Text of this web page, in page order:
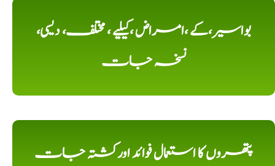
بواسیر،کے ،امراض ،کیلیے ، مختلف، دیسی،
نسخہ جات
پتھروں کا استعمال فوائد اورکشتہ جات